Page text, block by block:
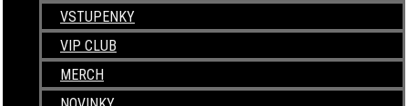
VSTUPENKY
VIP CLUB
MERCH